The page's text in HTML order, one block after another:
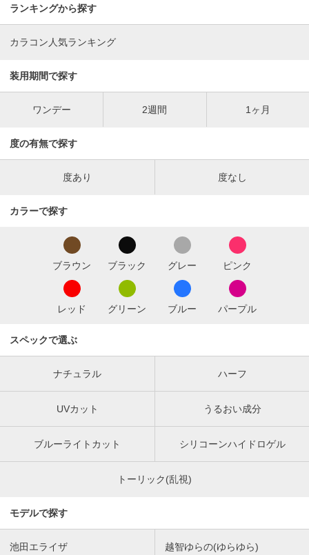
ランキングから探す
カラコン人気ランキング
装用期間で探す
ワンデー 2週間 1ヶ月
度の有無で探す
度あり 度なし
カラーで探す
ブラウン ブラック グレー ピンク
レッド グリーン ブルー パープル
スペックで選ぶ
ナチュラル ハーフ
UVカット うるおい成分
ブルーライトカット シリコーンハイドロゲル
トーリック(乱視)
モデルで探す
池田エライザ 越智ゆらの(ゆらゆら)